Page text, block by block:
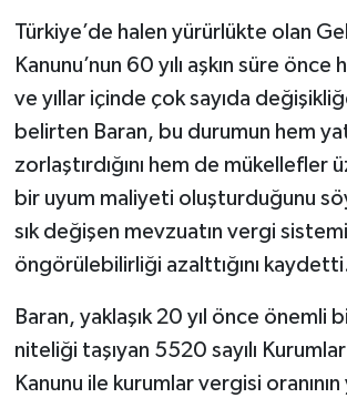
Türkiye’de halen yürürlükte olan
Kanunu’nun 60 yılı aşkın süre önce
ve yıllar içinde çok sayıda
belirten Baran, bu durumun hem
zorlaştırdığını hem de mükellefler
bir uyum maliyeti oluşturduğunu
sık değişen mevzuatın vergi
öngörülebilirliği azalttığını
Baran, yaklaşık 20 yıl önce önemli
niteliği taşıyan 5520 sayılı
Kanunu ile kurumlar vergisi